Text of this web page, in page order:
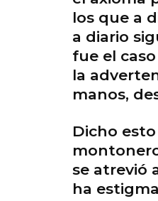
los que a
a diario
fue el
la
manos,
Dicho
se atrevió
ha